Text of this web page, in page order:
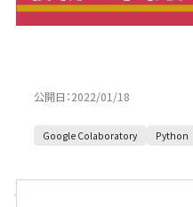
公開日：2022/01/18
Google Colaboratory Python